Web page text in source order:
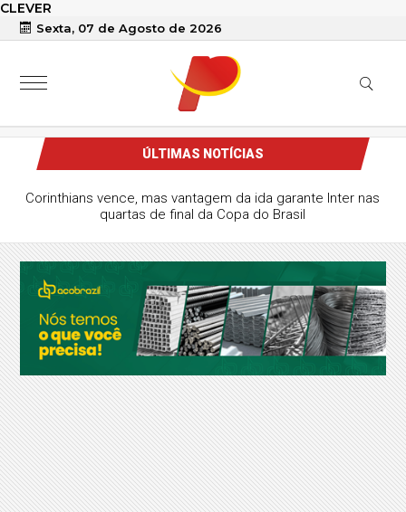
CLEVER
Sexta, 07 de Agosto de 2026
ÚLTIMAS NOTÍCIAS
Corinthians vence, mas vantagem da ida garante Inter nas
quartas de final da Copa do Brasil